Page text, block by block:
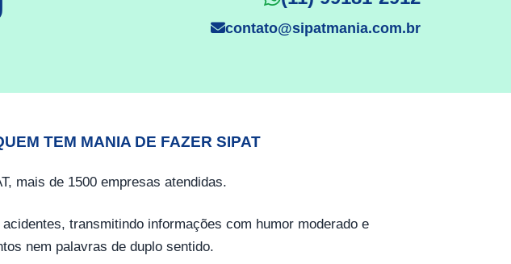
contato@sipatmania.com.br
TEM MANIA DE FAZER SIPAT
mais de 1500 empresas atendidas.
transmitindo informações com humor moderado e
nem palavras de duplo sentido.